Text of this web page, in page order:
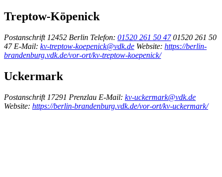
Treptow-Köpenick
Postanschrift 12452 Berlin Telefon: 01520 261 50 47 01520 261 50
47 E-Mail: kv-treptow-koepenick@vdk.de Website: https://berlin-
brandenburg.vdk.de/vor-ort/kv-treptow-koepenick/
Uckermark
Postanschrift 17291 Prenzlau E-Mail: kv-uckermark@vdk.de
Website: https://berlin-brandenburg.vdk.de/vor-ort/kv-uckermark/